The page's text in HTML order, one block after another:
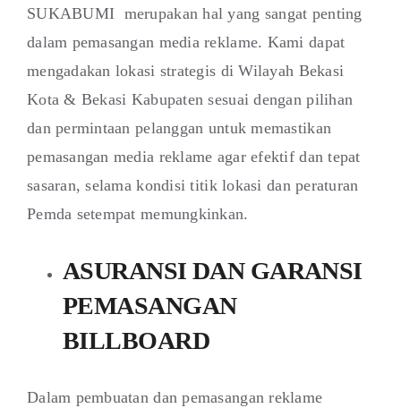
SUKABUMI merupakan hal yang sangat penting
dalam pemasangan media reklame. Kami dapat
mengadakan lokasi strategis di Wilayah Bekasi
Kota & Bekasi Kabupaten sesuai dengan pilihan
dan permintaan pelanggan untuk memastikan
pemasangan media reklame agar efektif dan tepat
sasaran, selama kondisi titik lokasi dan peraturan
Pemda setempat memungkinkan.
ASURANSI DAN GARANSI
PEMASANGAN
BILLBOARD
Dalam pembuatan dan pemasangan reklame